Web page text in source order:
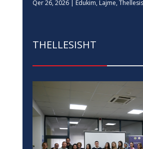
Qer 26, 2026| Edukim, Lajme,
THELLESISHT